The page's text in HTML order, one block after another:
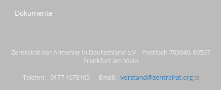
Dokumente
Zentralrat der Armenier in Deutschland e.V. Postfach 703040, 60567
Frankfurt am Main
Telefon: 0177 1678165 Email: vorstand@zentralrat.org